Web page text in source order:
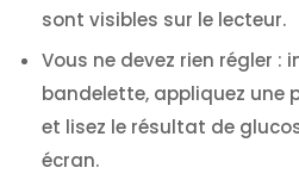
sont visibles sur le lecteur.
Vous ne devez rien régler :
bandelette, appliquez une
et lisez le résultat de
écran.